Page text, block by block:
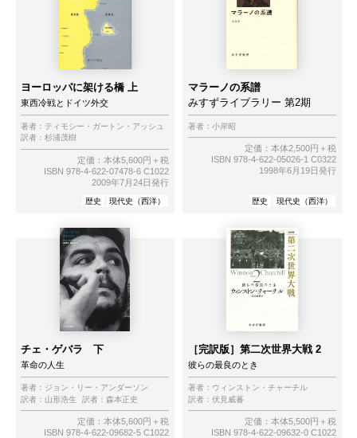
ヨーロッパに架ける橋 上
東西冷戦とドイツ外交
著者： ティモシー・ガートン・アッシュ
訳者： 杉浦茂樹
定価：本体5,600円＋税
ISBN 978-4-622-07478-6 C1022
2009年7月24日発行
歴史 現代史（西洋）
マラーノの系譜
みすずライブラリー 第2期
著者： 小岸昭
定価：本体2,500円＋税
ISBN 978-4-622-05026-1 C0322
1998年6月19日発行
歴史 現代史（西洋）
チェ・ゲバラ 下
革命の人生
著者： ジョン・リー・アンダーソン
訳者： 山形浩生 訳者： 森本正史
定価：本体5,600円＋税
ISBN 978-4-622-09682-5 C1022
［完訳版］第二次世界大戦 2
彼らの最良のとき
著者： ウィンストン・チャーチル
訳者： 伏見威蕃
定価：本体5,500円＋税
ISBN 978-4-622-09632-0 C1022